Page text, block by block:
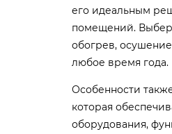
его идеальным
помещений.
обогрев,
любое время года.
Особенности
которая
оборудования,